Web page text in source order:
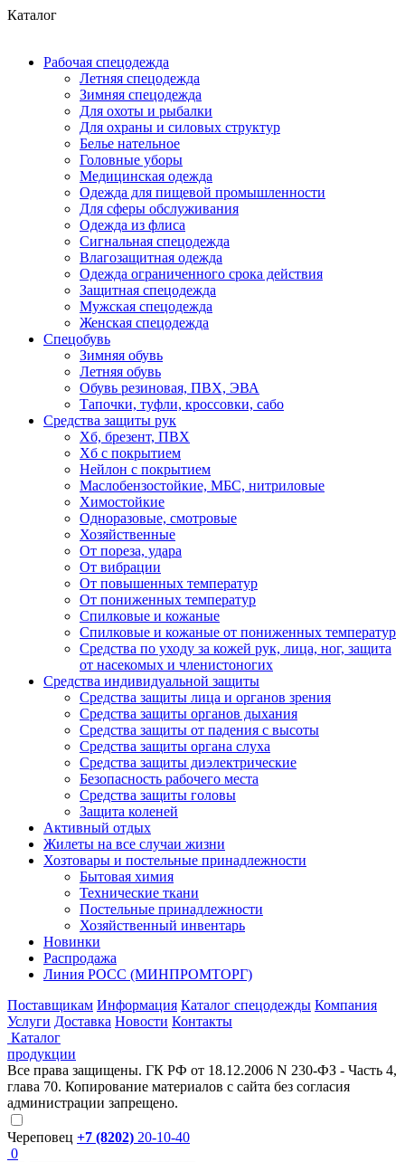
Каталог
Рабочая спецодежда
Летняя спецодежда
Зимняя спецодежда
Для охоты и рыбалки
Для охраны и силовых структур
Белье нательное
Головные уборы
Медицинская одежда
Одежда для пищевой промышленности
Для сферы обслуживания
Одежда из флиса
Сигнальная спецодежда
Влагозащитная одежда
Одежда ограниченного срока действия
Защитная спецодежда
Мужская спецодежда
Женская спецодежда
Спецобувь
Зимняя обувь
Летняя обувь
Обувь резиновая, ПВХ, ЭВА
Тапочки, туфли, кроссовки, сабо
Средства защиты рук
Хб, брезент, ПВХ
Хб с покрытием
Нейлон с покрытием
Маслобензостойкие, МБС, нитриловые
Химостойкие
Одноразовые, смотровые
Хозяйственные
От пореза, удара
От вибрации
От повышенных температур
От пониженных температур
Спилковые и кожаные
Спилковые и кожаные от пониженных температур
Средства по уходу за кожей рук, лица, ног, защита
от насекомых и членистоногих
Средства индивидуальной защиты
Средства защиты лица и органов зрения
Средства защиты органов дыхания
Средства защиты от падения с высоты
Средства защиты органа слуха
Средства защиты диэлектрические
Безопасность рабочего места
Средства защиты головы
Защита коленей
Активный отдых
Жилеты на все случаи жизни
Хозтовары и постельные принадлежности
Бытовая химия
Технические ткани
Постельные принадлежности
Хозяйственный инвентарь
Новинки
Распродажа
Линия РОСС (МИНПРОМТОРГ)
Поставщикам Информация Каталог спецодежды Компания
Услуги Доставка Новости Контакты
Каталог
продукции
Все права защищены. ГК РФ от 18.12.2006 N 230-ФЗ - Часть 4,
глава 70. Копирование материалов с сайта без согласия
администрации запрещено.
Череповец +7 (8202) 20-10-40
0